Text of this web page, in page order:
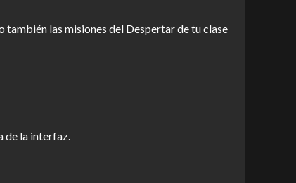
también las misiones del Despertar de tu clase
de la interfaz.